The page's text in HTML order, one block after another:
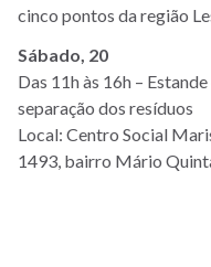
cinco pontos da região
Sábado, 20
Das 11h às 16h –
separação dos resíduos
Local: Centro Social
1493, bairro Mário